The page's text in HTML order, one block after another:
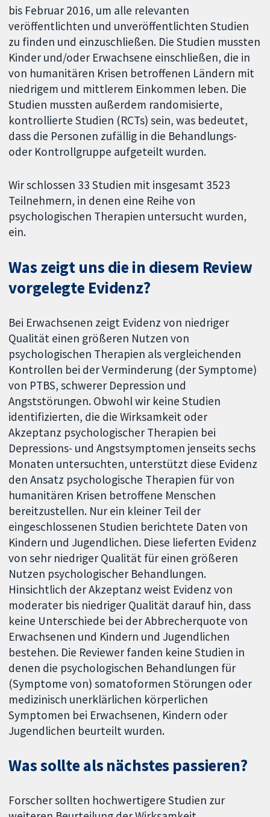
bis Februar 2016, um alle relevanten
veröffentlichten und unveröffentlichten Studien
zu finden und einzuschließen. Die Studien mussten
Kinder und/oder Erwachsene einschließen, die in
von humanitären Krisen betroffenen Ländern mit
niedrigem und mittlerem Einkommen leben. Die
Studien mussten außerdem randomisierte,
kontrollierte Studien (RCTs) sein, was bedeutet,
dass die Personen zufällig in die Behandlungs-
oder Kontrollgruppe aufgeteilt wurden.
Wir schlossen 33 Studien mit insgesamt 3523
Teilnehmern, in denen eine Reihe von
psychologischen Therapien untersucht wurden,
ein.
Was zeigt uns die in diesem Review
vorgelegte Evidenz?
Bei Erwachsenen zeigt Evidenz von niedriger
Qualität einen größeren Nutzen von
psychologischen Therapien als vergleichenden
Kontrollen bei der Verminderung (der Symptome)
von PTBS, schwerer Depression und
Angststörungen. Obwohl wir keine Studien
identifizierten, die die Wirksamkeit oder
Akzeptanz psychologischer Therapien bei
Depressions- und Angstsymptomen jenseits sechs
Monaten untersuchten, unterstützt diese Evidenz
den Ansatz psychologische Therapien für von
humanitären Krisen betroffene Menschen
bereitzustellen. Nur ein kleiner Teil der
eingeschlossenen Studien berichtete Daten von
Kindern und Jugendlichen. Diese lieferten Evidenz
von sehr niedriger Qualität für einen größeren
Nutzen psychologischer Behandlungen.
Hinsichtlich der Akzeptanz weist Evidenz von
moderater bis niedriger Qualität darauf hin, dass
keine Unterschiede bei der Abbrecherquote von
Erwachsenen und Kindern und Jugendlichen
bestehen. Die Reviewer fanden keine Studien in
denen die psychologischen Behandlungen für
(Symptome von) somatoformen Störungen oder
medizinisch unerklärlichen körperlichen
Symptomen bei Erwachsenen, Kindern oder
Jugendlichen beurteilt wurden.
Was sollte als nächstes passieren?
Forscher sollten hochwertigere Studien zur